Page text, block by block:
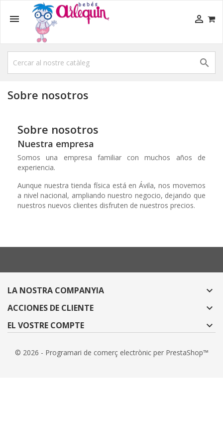
 

Sobre nosotros
Sobre nosotros
Nuestra empresa
Somos una empresa familiar con muchos años de
experiencia.
Aunque nuestra tienda física está en Ávila, nos movemos
a nivel nacional, ampliando nuestro negocio, dejando que
nuestros nuevos clientes disfruten de nuestros precios.
LA NOSTRA COMPANYIA 
ACCIONES DE CLIENTE 
EL VOSTRE COMPTE 
© 2026 - Programari de comerç electrònic per PrestaShop™